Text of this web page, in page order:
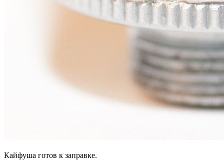
Кайфуша готов к заправке.